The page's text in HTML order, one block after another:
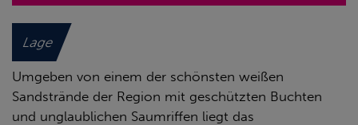
Lage
Umgeben von einem der schönsten weißen
Sandstrände der Region mit geschützten Buchten
und unglaublichen Saumriffen liegt das